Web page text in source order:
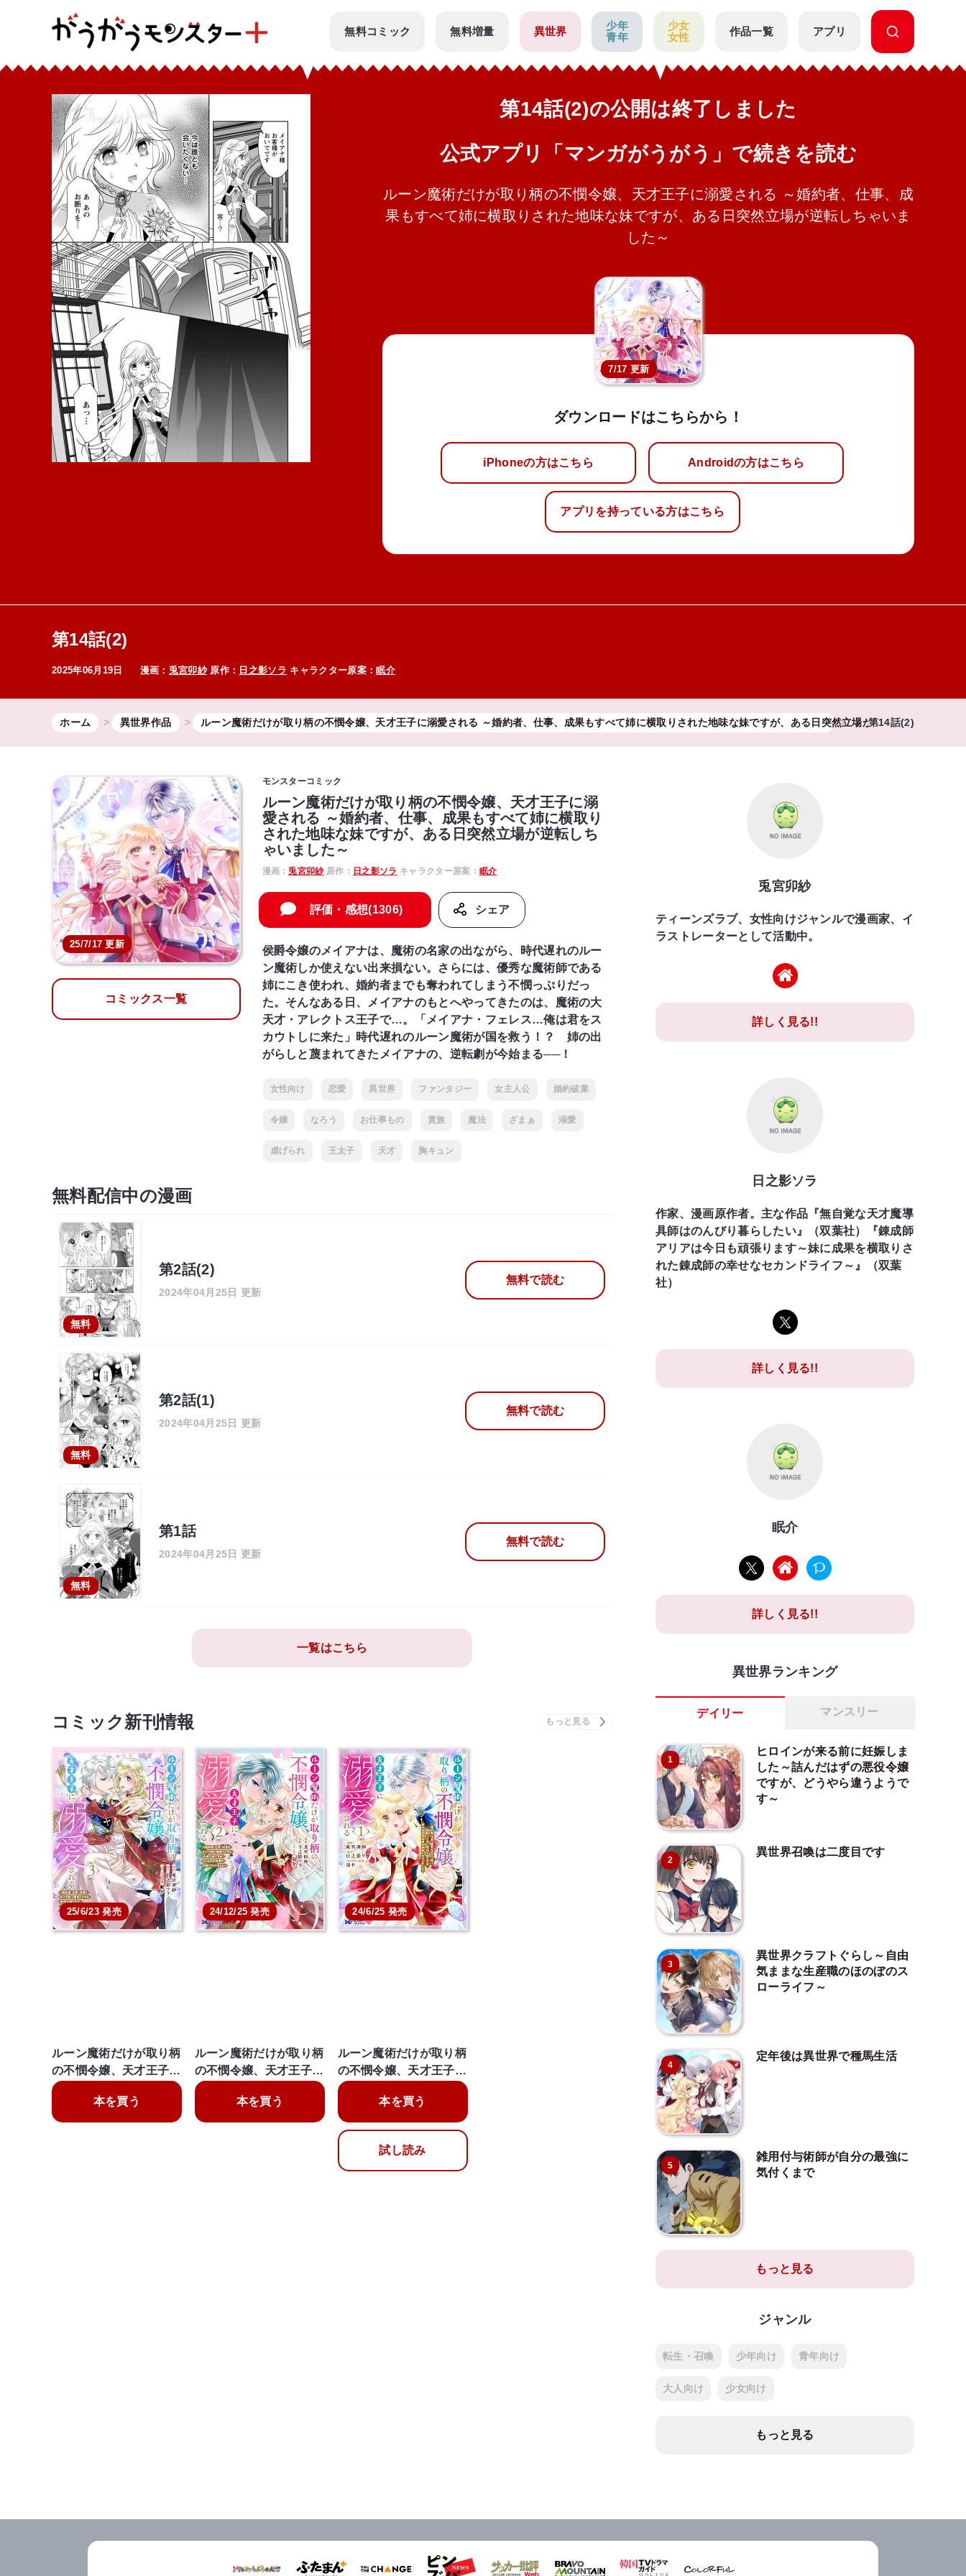
無料コミック 無料増量 異世界
少年
青年
少女
女性
作品一覧 アプリ
第14話(2)の公開は終了しました
公式アプリ「マンガがうがう」で続きを読む
ルーン魔術だけが取り柄の不憫令嬢、天才王子に溺愛される ～婚約者、仕事、成
果もすべて姉に横取りされた地味な妹ですが、ある日突然立場が逆転しちゃいま
した～
7/17 更新
ダウンロードはこちらから！
iPhoneの方はこちら Androidの方はこちら
アプリを持っている方はこちら
第14話(2)
2025年06月19日 漫画： 兎宮卯紗原作： 日之影ソラ キャラクター原案：眠介
ホーム 異世界作品 ルーン魔術だけが取り柄の不憫令嬢、天才王子に溺愛される ～婚約者、仕事、成果もすべて姉に横取りされた地味な妹ですが、ある日突然立場が逆転しちゃいまし
第14話(2)
25/7/17 更新
コミックス一覧
モンスターコミック
ルーン魔術だけが取り柄の不憫令嬢、天才王子に溺
愛される ～婚約者、仕事、成果もすべて姉に横取り
された地味な妹ですが、ある日突然立場が逆転しち
ゃいました～
漫画：兎宮卯紗原作： 日之影ソラ キャラクター原案： 眠介
評価・感想(1306) シェア
侯爵令嬢のメイアナは、魔術の名家の出ながら、時代遅れのルー
ン魔術しか使えない出来損ない。さらには、優秀な魔術師である
姉にこき使われ、婚約者までも奪われてしまう不憫っぷりだっ
た。そんなある日、メイアナのもとへやってきたのは、魔術の大
天才・アレクトス王子で…。「メイアナ・フェレス…俺は君をス
カウトしに来た」時代遅れのルーン魔術が国を救う！？ 姉の出
がらしと蔑まれてきたメイアナの、逆転劇が今始まる──！
女性向け 恋愛 異世界 ファンタジー 女主人公 婚約破棄
令嬢 なろう お仕事もの 貴族 魔法 ざまぁ 溺愛
虐げられ 王太子 天才 胸キュン
無料配信中の漫画
無料
第2話(2)
2024年04月25日 更新
無料で読む
無料
第2話(1)
2024年04月25日 更新
無料で読む
無料
第1話
2024年04月25日 更新
無料で読む
一覧はこちら
コミック新刊情報
25/6/23 発売
ルーン魔術だけが取り柄
の不憫令嬢、天才王子…
本を買う
24/12/25 発売
ルーン魔術だけが取り柄
の不憫令嬢、天才王子…
本を買う
24/6/25 発売
ルーン魔術だけが取り柄
の不憫令嬢、天才王子…
本を買う
試し読み
兎宮卯紗
ティーンズラブ、女性向けジャンルで漫画家、イ
ラストレーターとして活動中。
詳しく見る!!
日之影ソラ
作家、漫画原作者。主な作品『無自覚な天才魔導
具師はのんびり暮らしたい』（双葉社）『錬成師
アリアは今日も頑張ります～妹に成果を横取りさ
れた錬成師の幸せなセカンドライフ～』（双葉
社）
詳しく見る!!
眠介
詳しく見る!!
異世界ランキング
デイリー マンスリー
1
ヒロインが来る前に妊娠しま
した～詰んだはずの悪役令嬢
ですが、どうやら違うようで
す～
2
異世界召喚は二度目です
3
異世界クラフトぐらし～自由
気ままな生産職のほのぼのス
ローライフ～
4
定年後は異世界で種馬生活
5
雑用付与術師が自分の最強に
気付くまで
もっと見る
ジャンル
転生・召喚 少年向け 青年向け
大人向け 少女向け
もっと見る